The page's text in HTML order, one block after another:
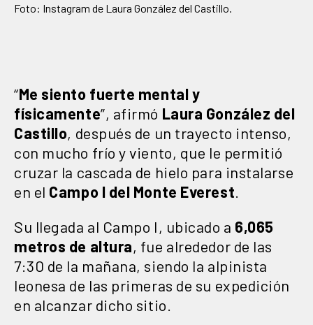
Foto: Instagram de Laura González del Castillo.
“Me siento fuerte mental y
físicamente”, afirmó Laura González del
Castillo, después de un trayecto intenso,
con mucho frío y viento, que le permitió
cruzar la cascada de hielo para instalarse
en el Campo I del Monte Everest
Su llegada al Campo I, ubicado a 6,065
metros de altura, fue alrededor de las
7:30 de la mañana, siendo la alpinista
leonesa de las primeras de su expedición
en alcanzar dicho sitio.